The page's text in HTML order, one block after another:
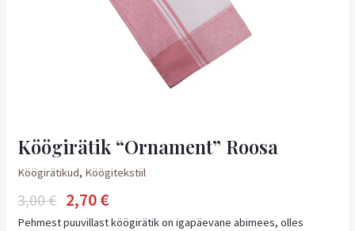
Köögirätik “Ornament” Roosa
Köögirätikud, Köögitekstiil
3,00€ 2,70€
Pehmest puuvillast köögirätik on igapäevane abimees, olles